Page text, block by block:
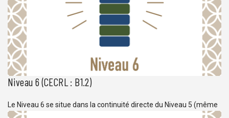
Niveau 6 (CECRL : B1.2)
Le Niveau 6 se situe dans la continuité directe du Niveau 5 (même
méthode). Les notions étudiées permettent aux apprennants de